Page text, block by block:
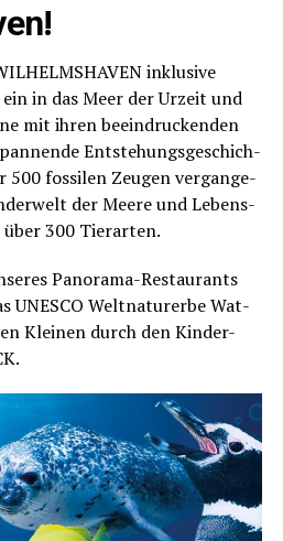
inklu­si­ve
ein in das Meer der Urzeit und
mit ihren beein­dru­cken­den
Ent­ste­hungs­ge­schich­
500 fos­si­len Zeu­gen ver­gan­ge­
der Mee­re und Lebens­
300 Tierarten.
Pan­ora­ma-Restau­rants
UNESCO Welt­na­tur­er­be Wat­
Klei­nen durch den Kin­der-